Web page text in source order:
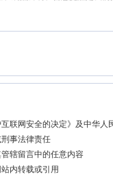
联网安全的决定》及中华人
事法律责任
辖留言中的任意内容
内转载或引用